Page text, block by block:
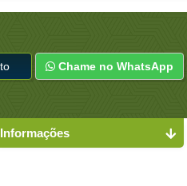
Chame no WhatsApp
Informações